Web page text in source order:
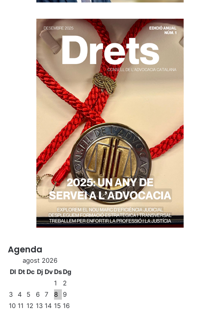
Agenda
agost 2026
Dl DtDc Dj DvDsDg
1
2
3
4 5 6 7 8
9
10 11 12 13 14 15 16